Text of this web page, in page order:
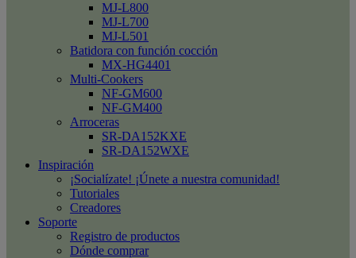
MJ-L800
MJ-L700
MJ-L501
Batidora con función cocción
MX-HG4401
Multi-Cookers
NF-GM600
NF-GM400
Arroceras
SR-DA152KXE
SR-DA152WXE
Inspiración
¡Socialízate! ¡Únete a nuestra comunidad!
Tutoriales
Creadores
Soporte
Registro de productos
Dónde comprar